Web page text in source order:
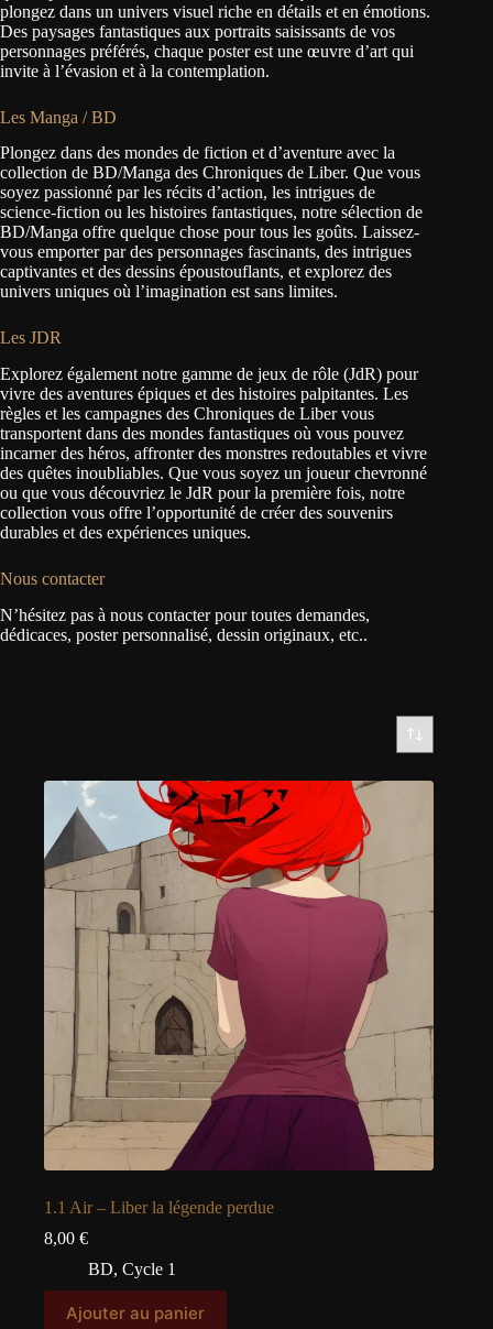
plongez dans un univers visuel riche en détails et en émotions.
Des paysages fantastiques aux portraits saisissants de vos
personnages préférés, chaque poster est une œuvre d’art qui
invite à l’évasion et à la contemplation.
Les Manga / BD
Plongez dans des mondes de fiction et d’aventure avec la
collection de BD/Manga des Chroniques de Liber. Que vous
soyez passionné par les récits d’action, les intrigues de
science-fiction ou les histoires fantastiques, notre sélection de
BD/Manga offre quelque chose pour tous les goûts. Laissez-
vous emporter par des personnages fascinants, des intrigues
captivantes et des dessins époustouflants, et explorez des
univers uniques où l’imagination est sans limites.
Les JDR
Explorez également notre gamme de jeux de rôle (JdR) pour
vivre des aventures épiques et des histoires palpitantes. Les
règles et les campagnes des Chroniques de Liber vous
transportent dans des mondes fantastiques où vous pouvez
incarner des héros, affronter des monstres redoutables et vivre
des quêtes inoubliables. Que vous soyez un joueur chevronné
ou que vous découvriez le JdR pour la première fois, notre
collection vous offre l’opportunité de créer des souvenirs
durables et des expériences uniques.
Nous contacter
N’hésitez pas à nous contacter pour toutes demandes,
dédicaces, poster personnalisé, dessin originaux, etc..
1.1 Air – Liber la légende perdue
8,00 €
BD, Cycle 1
Ajouter au panier